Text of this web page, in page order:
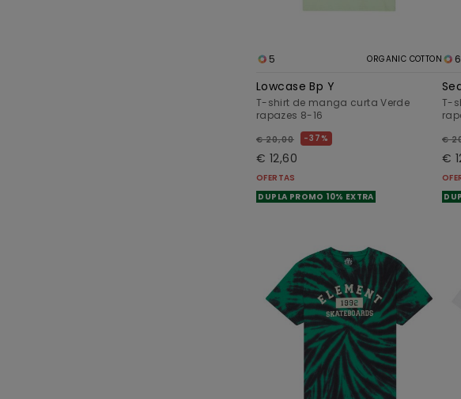
5 ORGANIC COTTON
Lowcase Bp Y
T-shirt de manga curta Verde
rapazes 8-16
€ 20,00 37%
€ 12,60
OFERTAS
DUPLA PROMO 10% EXTRA
6
T-
€
€